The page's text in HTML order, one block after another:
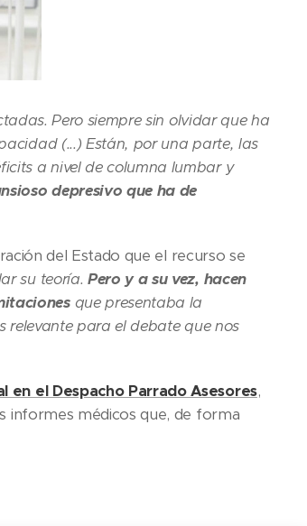
Pero siempre sin olvidar que ha
(...) Están, por una parte, las
a nivel de columna lumbar y
depresivo que ha de
del Estado que el recurso se
su teoría. Pero y a su vez, hacen
que presentaba la
relevante para el debate que nos
en el Despacho Parrado Asesores,
informes médicos que, de forma